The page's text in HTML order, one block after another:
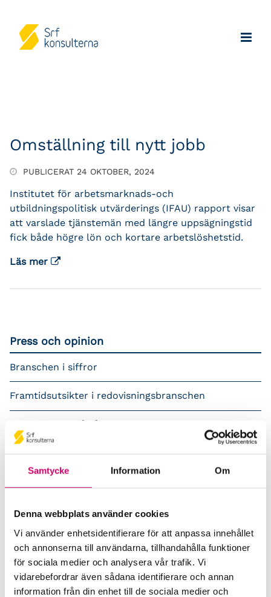
Samtycke Information Om
Denna webbplats använder cookies
Vi använder enhetsidentifierare för att anpassa innehållet
och annonserna till användarna, tillhandahålla funktioner
för sociala medier och analysera vår trafik. Vi
vidarebefordrar även sådana identifierare och annan
information från din enhet till de sociala medier och
Omställning till nytt jobb
PUBLICERAT 24 OKTOBER, 2024
Institutet för arbetsmarknads-och
utbildningspolitisk utvärderings (IFAU) rapport visar
att varslade tjänstemän med längre uppsägningstid
fick både högre lön och kortare arbetslöshetstid.
Läs mer
Press och opinion
Branschen i siffror
Framtidsutsikter i redovisningsbranschen
Prenumerera på våra nyhetsbrev
Pressrum
Remisser
Samverkan med myndigheter och organisationer
Srf Fokusrapport 2024 – insikter för hållbart
företagande